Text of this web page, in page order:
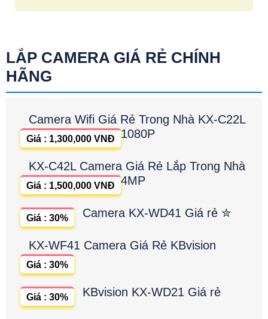
LẮP CAMERA GIÁ RẺ CHÍNH
HÃNG
Camera Wifi Giá Rẻ Trong Nhà KX-C22L
1080P
Giá : 1,300,000 VNĐ
KX-C42L Camera Giá Rẻ Lắp Trong Nhà
4MP
Giá : 1,500,000 VNĐ
Camera KX-WD41 Giá rẻ ✮
Giá : 30%
KX-WF41 Camera Giá Rẻ KBvision
Giá : 30%
KBvision KX-WD21 Giá rẻ
Giá : 30%